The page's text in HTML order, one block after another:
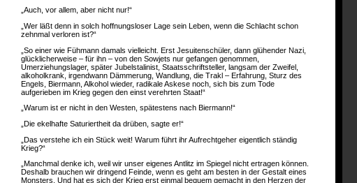
„Auch, vor allem, aber nicht nur!“
„Wer läßt denn in solch hoffnungsloser Lage sein Leben, wenn die Schlacht schon
zehnmal verloren ist?“
„So einer wie Fühmann damals vielleicht. Erst Jesuitenschüler, dann glühender Nazi,
glücklicherweise – für ihn – von den Sowjets nur gefangen genommen,
Umerziehungslager, später Jubelstalinist, Staatsschriftsteller, langsam der Zweifel,
alkoholkrank, irgendwann Dämmerung, Wandlung, die Trakl – Erfahrung, Sturz des
Engels, Biermann, Alkohol wieder, radikale Askese noch, sich bis zum Tode
aufgerieben im Krieg gegen den einst verehrten Staat!“
„Warum ist er nicht in den Westen, spätestens nach Biermann!“
„Die ekelhafte Saturiertheit da drüben, sagte er!“
„Das verstehe ich ein Stück weit! Warum führt ihr Aufrechtgeher eigentlich ständig
Krieg?“
„Manchmal denke ich, weil wir unser eigenes Antlitz im Spiegel nicht ertragen können.
Deshalb brauchen wir dringend Feinde, wenn es geht am besten in der Gestalt eines
Monsters. Und hat es sich der Krieg erst einmal bequem gemacht in den Herzen der